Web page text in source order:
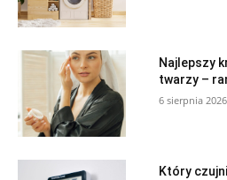
Najlepszy
twarzy –
6 sierpnia 2026
Który